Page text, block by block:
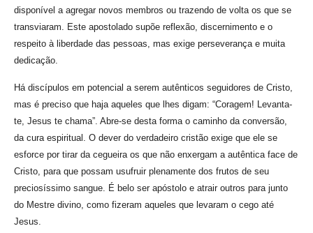
disponível a agregar novos membros ou trazendo de volta os que se
transviaram. Este apostolado supõe reflexão, discernimento e o
respeito à liberdade das pessoas, mas exige perseverança e muita
dedicação.
Há discípulos em potencial a serem autênticos seguidores de Cristo,
mas é preciso que haja aqueles que lhes digam: “Coragem! Levanta-
te, Jesus te chama”. Abre-se desta forma o caminho da conversão,
da cura espiritual. O dever do verdadeiro cristão exige que ele se
esforce por tirar da cegueira os que não enxergam a autêntica face de
Cristo, para que possam usufruir plenamente dos frutos de seu
preciosíssimo sangue. É belo ser apóstolo e atrair outros para junto
do Mestre divino, como fizeram aqueles que levaram o cego até
Jesus.